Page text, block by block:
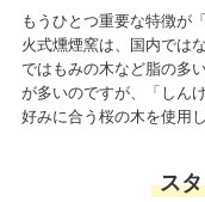
もうひとつ重要な特徴が
火式燻煙窯は、国内では
ではもみの木など脂の多
が多いのですが、「しん
好みに合う桜の木を使用
ス